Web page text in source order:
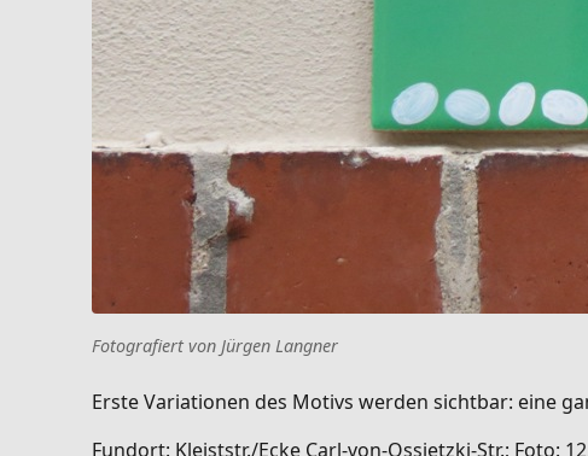
Fotografiert von Jürgen Langner
Erste Variationen des Motivs werden sichtbar: eine
Fundort: Kleiststr./Ecke Carl-von-Ossietzki-Str.; Foto: